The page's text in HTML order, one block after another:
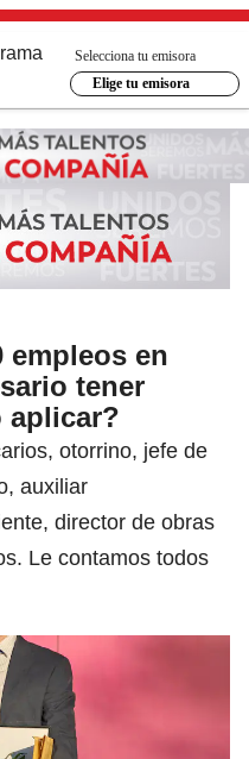
Selecciona tu emisora
Elige tu emisora
empleos en
tener
aplicar?
otorrino, jefe de
auxiliar
director de obras
Le contamos todos